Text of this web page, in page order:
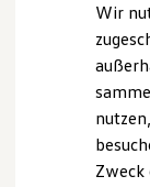
Laden
Was
und
Wir
Zweck